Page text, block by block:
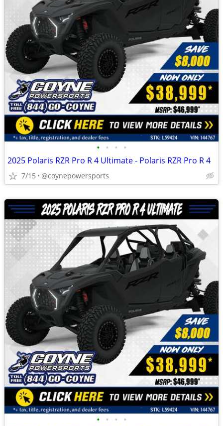
• • • •
2025 Polaris RZR Pro R 4 Ultimate - Polaris RZR Pro R 4
7/15 @coynepowersports
• • • •